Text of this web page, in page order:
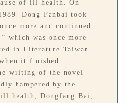
of ill health. On
Dong Fanbai took
more and continued
which was once more
in Literature Taiwan
it finished.
writing of the novel
hampered by the
health, Dongfang Bai,